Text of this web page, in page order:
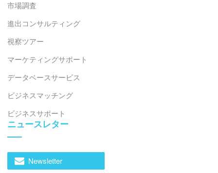
EVFTA agreements will go into operation soon, it is
going to increase connectivity and preferential tariffs
world, expanding Vietnam’s export markets for
timber.
ベトナムは強力な対策により、6月3日まで感染拡大をう
まく抑制していましたが、ハノイで最初の感染者が確認
され、クアンニン省、フエ省、クアンチ省、ダナン省、
ニャチャン省、ホーチミン省にそれぞれ15人ずつ均等に
た。まだ回復していない航空産業と観光産業は、今、よ
市場調査
進出コンサルティング
視察ツアー
マーケティングサポート
データベースサービス
ビジネスマッチング
ビジネスサポート
ニュースレター
Newsletter